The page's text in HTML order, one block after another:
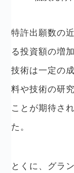
特許出願数の
る投資額の増
技術は一定の
料や技術の研
ことが期待さ
た。
とくに、グラ